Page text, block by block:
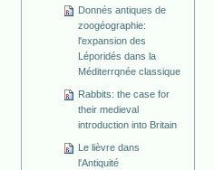
Donnés antiques de
zoogéographie:
l'expansion des
Léporidés dans la
Méditerrqnée classique
Rabbits: the case for
their medieval
introduction into Britain
Le lièvre dans
l'Antiquité